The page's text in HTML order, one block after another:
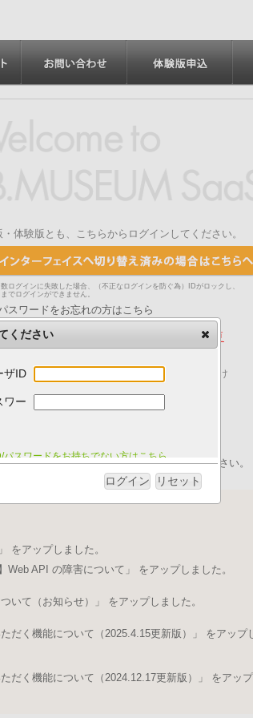
・体験版とも、こちらからログインしてください。
ログインに失敗した場合、（不正なログインを防ぐ為）IDがロックし、
でログインができません。
スワードをお忘れの方はこちら
用いただく機能について（2025.4.15更
、「I.B.MUSEUM SaaS」をご利用いただけ
には、以下の動作環境が必要です。
作に不具合が発生する可能性がございます。
行いたしました。ログイン後にご取得ください。
をアップしました。
Web API の障害について」 をアップしました。
いて（お知らせ）」 をアップしました。
だく機能について（2025.4.15更新版）」 をアップ
だく機能について（2024.12.17更新版）」 をアップ
ください
ザID
ワー
パスワードをお持ちでない方はこちら
ログイン リセット